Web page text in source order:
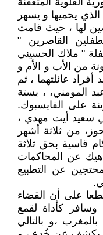
يحميها و يسهر
لها ، حيث قامت
القاصرين "
سنة ، و الطفلة " ملاك الحسيني
من الأب و الأم و
أفراد عائلتهما ، ثم
المومني، ، بستة
على الفايسبوك.
سعيد أيت مهدي ،
من ثلاثة أشهر
قاسية بحق ثلاثة
عن المحاكمات
عن التطبيع
على أن القضاء
كأداة لقمع
،و بالتالي